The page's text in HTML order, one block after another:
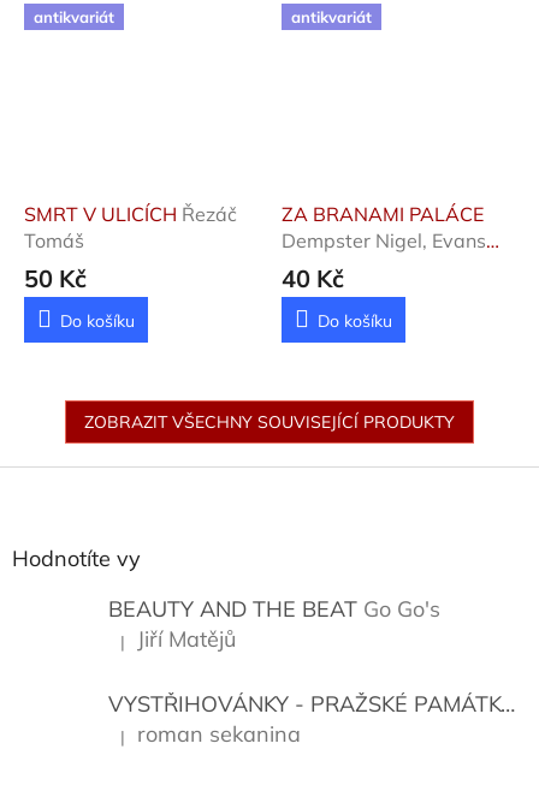
antikvariát
SMRT V ULICÍCH Řezáč
Tomáš
50 Kč
Do košíku
antikvariát
ZA BRANAMI PALÁCE
Dempster Nigel, Evans
Peter
40 Kč
Do košíku
ZOBRAZIT VŠECHNY SOUVISEJÍCÍ PRODUKTY
Hodnotíte vy
BEAUTY AND THE BEAT Go Go's
Hodnocení produktu je 5 z 5 hvězdiček.
| Jiří Matějů
VYSTŘIHOVÁNKY - PRAŽSKÉ PAMÁTKY
Hodnocení produktu je 5 z 5 hvězdiček.
| roman sekanina